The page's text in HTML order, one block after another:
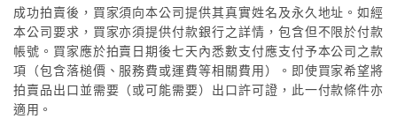
成功拍賣後，買家須向本公司提供其真實姓名及永久地址。如經
本公司要求，買家亦須提供付款銀行之詳情，包含但不限於付款
帳號。買家應於拍賣日期後七天內悉數支付應支付予本公司之款
項（包含落槌價、服務費或運費等相關費用）。即使買家希望將
拍賣品出口並需要（或可能需要）出口許可證，此一付款條件亦
適用。